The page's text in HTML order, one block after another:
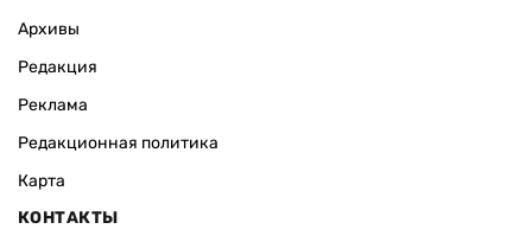
Архивы
Редакция
Реклама
Редакционная политика
Карта
КОНТАКТЫ